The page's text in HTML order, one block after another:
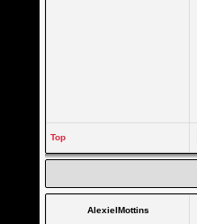
Top
AlexielMottins